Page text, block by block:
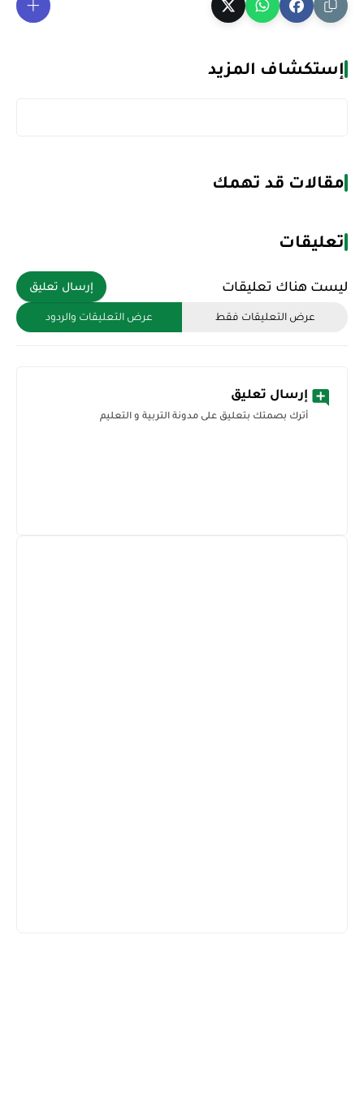
إستكشاف المزيد
مقالات قد تهمك
تعليقات
ليست هناك تعليقات إرسال تعليق
عرض التعليقات فقط عرض التعليقات والردود
إرسال تعليق
أترك بصمتك بتعليق على مدونة التربية و التعليم